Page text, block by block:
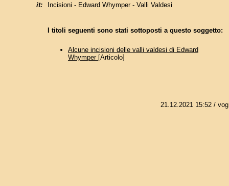
it:
Incisioni - Edward Whymper - Valli Valdesi
I titoli seguenti sono stati sottoposti a questo soggetto:
Alcune incisioni delle valli valdesi di Edward
Whymper [Articolo]
21.12.2021 15:52/ vog